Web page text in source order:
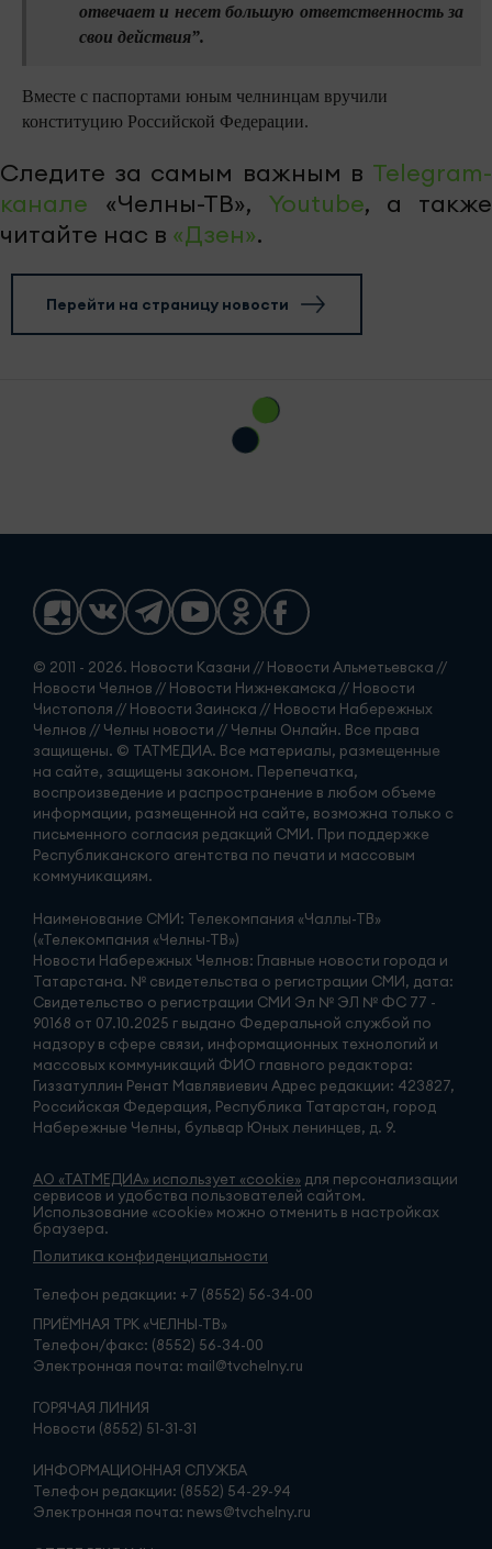
отвечает и несет большую ответственность за
свои действия”.
Вместе с паспортами юным челнинцам вручили
конституцию Российской Федерации.
Следите за самым важным в Telegram-
канале «Челны-ТВ», Youtube, а также
читайте нас в «Дзен».
Перейти на страницу новости
© 2011 - 2026. Новости Казани // Новости Альметьевска //
Новости Челнов // Новости Нижнекамска // Новости
Чистополя // Новости Заинска // Новости Набережных
Челнов // Челны новости // Челны Онлайн. Все права
защищены. © ТАТМЕДИА. Все материалы, размещенные
на сайте, защищены законом. Перепечатка,
воспроизведение и распространение в любом объеме
информации, размещенной на сайте, возможна только с
письменного согласия редакций СМИ. При поддержке
Республиканского агентства по печати и массовым
коммуникациям.
Наименование СМИ: Телекомпания «Чаллы-ТВ»
(«Телекомпания «Челны-ТВ»)
Новости Набережных Челнов: Главные новости города и
Татарстана. № свидетельства о регистрации СМИ, дата:
Свидетельство о регистрации СМИ Эл № ЭЛ № ФС 77 -
90168 от 07.10.2025 г выдано Федеральной службой по
надзору в сфере связи, информационных технологий и
массовых коммуникаций ФИО главного редактора:
Гиззатуллин Ренат Мавлявиевич Адрес редакции: 423827,
Российская Федерация, Республика Татарстан, город
Набережные Челны, бульвар Юных ленинцев, д. 9.
АО «ТАТМЕДИА» использует «cookie» для персонализации
сервисов и удобства пользователей сайтом.
Использование «cookie» можно отменить в настройках
браузера.
Политика конфиденциальности
Телефон редакции: +7 (8552) 56-34-00
ПРИЁМНАЯ ТРК «ЧЕЛНЫ-ТВ»
Телефон/факс: (8552) 56-34-00
Электронная почта: mail@tvchelny.ru
ГОРЯЧАЯ ЛИНИЯ
Новости (8552) 51-31-31
ИНФОРМАЦИОННАЯ СЛУЖБА
Телефон редакции: (8552) 54-29-94
Электронная почта: news@tvchelny.ru